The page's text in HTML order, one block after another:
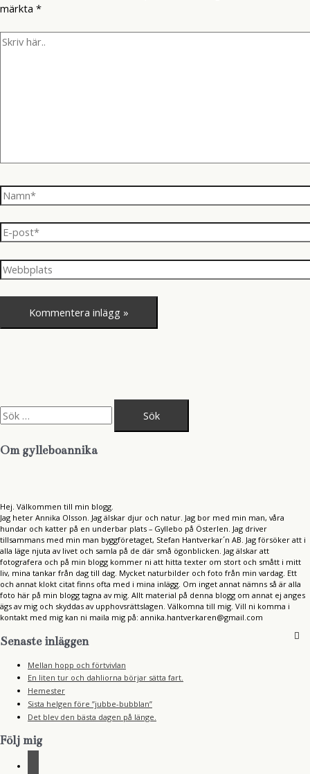
märkta *
Skriv
Namn*
E-
post*
Webbplats
S
ö
k
fOm gylleboannika
Hej. Välkommen till min blogg.
Jag heter Annika Olsson. Jag älskar djur och natur. Jag bor med min man, våra
hundar och katter på en underbar plats – Gyllebo på Österlen. Jag driver
tillsammans med min man byggföretaget, Stefan Hantverkar´n AB. Jag försöker att i
alla läge njuta av livet och samla på de där små ögonblicken. Jag älskar att
fotografera och på min blogg kommer ni att hitta texter om stort och smått i mitt
liv, mina tankar från dag till dag. Mycket naturbilder och foto från min vardag. Ett
och annat klokt citat finns ofta med i mina inlägg. Om inget annat nämns så är alla
foto här på min blogg tagna av mig. Allt material på denna blogg om annat ej anges
ägs av mig och skyddas av upphovsrättslagen. Välkomna till mig. Vill ni komma i
kontakt med mig kan ni maila mig på: annika.hantverkaren@gmail.com
Senaste inläggen
Mellan hopp och förtvivlan
En liten tur och dahliorna börjar sätta fart.
Hemester
Sista helgen före ”jubbe-bubblan”
Det blev den bästa dagen på länge.
Följ mig